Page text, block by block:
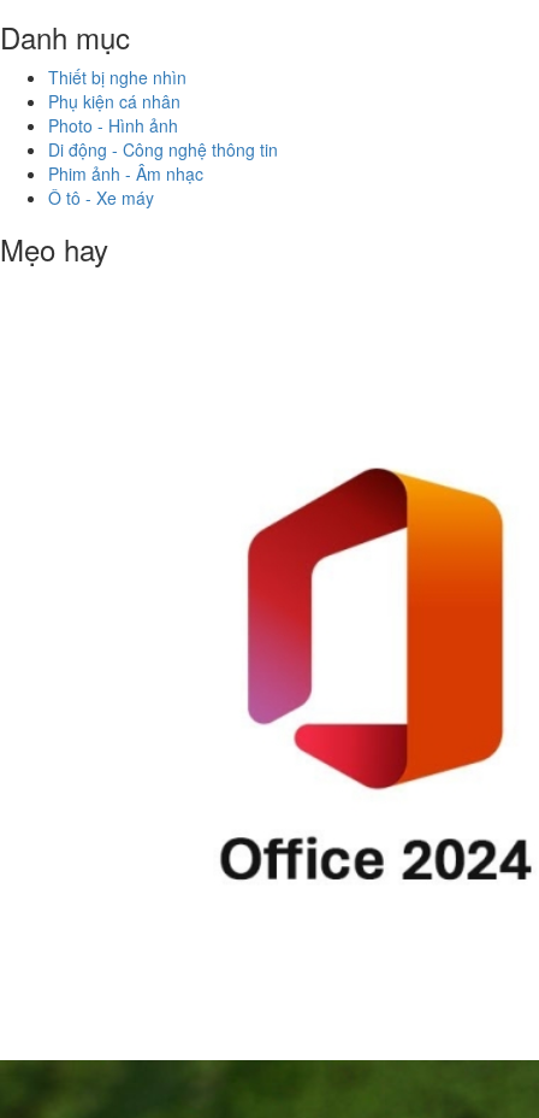
Danh mục
Thiết bị nghe nhìn
Phụ kiện cá nhân
Photo - Hình ảnh
Di động - Công nghệ thông tin
Phim ảnh - Âm nhạc
Ô tô - Xe máy
Mẹo hay